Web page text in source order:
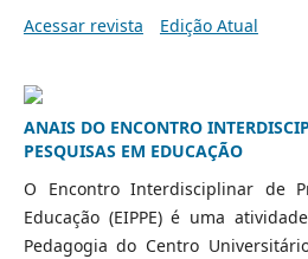
Acessar revista
Edição Atual
ANAIS DO ENCONTRO
PESQUISAS EM EDUCAÇÃO
O Encontro Interdisciplinar de
Educação (EIPPE) é uma
Pedagogia do Centro